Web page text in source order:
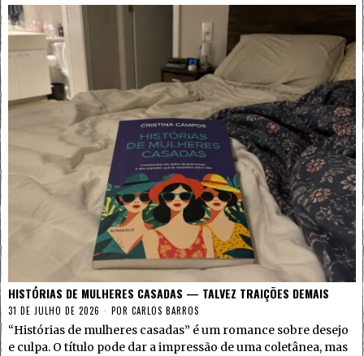
HISTÓRIAS DE MULHERES CASADAS — TALVEZ TRAIÇÕES DEMAIS
31 DE JULHO DE 2026 POR CARLOS BARROS
“Histórias de mulheres casadas” é um romance sobre desejo
e culpa. O título pode dar a impressão de uma coletânea, mas